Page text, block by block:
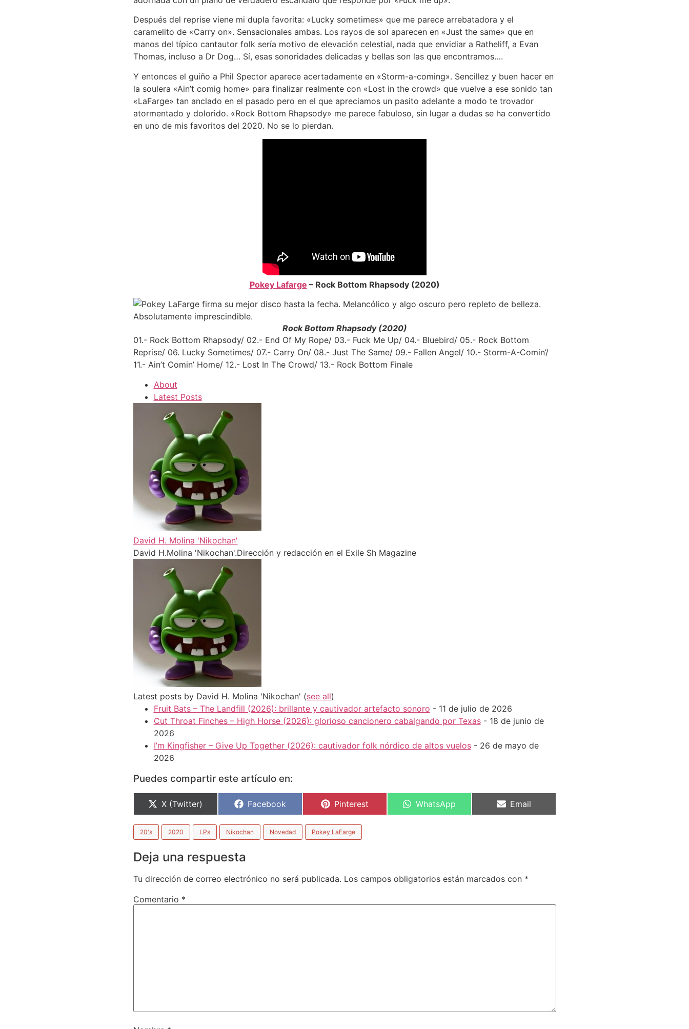
Después del reprise viene mi dupla favorita: «Lucky sometimes» que me parece arrebatadora y el
caramelito de «Carry on». Sensacionales ambas. Los rayos de sol aparecen en «Just the same» que en
manos del típico cantautor folk sería motivo de elevación celestial, nada que envidiar a Ratheliff, a Evan
Thomas, incluso a Dr Dog… Sí, esas sonoridades delicadas y bellas son las que encontramos….
Y entonces el guiño a Phil Spector aparece acertadamente en «Storm-a-coming». Sencillez y buen hacer en
la soulera «Ain’t comig home» para finalizar realmente con «Lost in the crowd» que vuelve a ese sonido tan
«LaFarge» tan anclado en el pasado pero en el que apreciamos un pasito adelante a modo te trovador
atormentado y dolorido. «Rock Bottom Rhapsody» me parece fabuloso, sin lugar a dudas se ha convertido
en uno de mis favoritos del 2020. No se lo pierdan.
Pokey Lafarge – Rock Bottom Rhapsody (2020)
Rock Bottom Rhapsody (2020)
01.- Rock Bottom Rhapsody/ 02.- End Of My Rope/ 03.- Fuck Me Up/ 04.- Bluebird/ 05.- Rock Bottom
Reprise/ 06. Lucky Sometimes/ 07.- Carry On/ 08.- Just The Same/ 09.- Fallen Angel/ 10.- Storm-A-Comin’/
11.- Ain’t Comin’ Home/ 12.- Lost In The Crowd/ 13.- Rock Bottom Finale
About
Latest Posts
David H. Molina 'Nikochan'
David H.Molina 'Nikochan'.Dirección y redacción en el Exile Sh Magazine
Latest posts by David H. Molina 'Nikochan' (see all)
Fruit Bats – The Landfill (2026): brillante y cautivador artefacto sonoro - 11 de julio de 2026
Cut Throat Finches – High Horse (2026): glorioso cancionero cabalgando por Texas- 18 de junio de
2026
I’m Kingfisher – Give Up Together (2026): cautivador folk nórdico de altos vuelos- 26 de mayo de
2026
Puedes compartir este artículo en:
X (Twitter) Facebook Pinterest WhatsApp Email
20's 2020 LPs Nikochan Novedad Pokey LaFarge
Deja una respuesta
Tu dirección de correo electrónico no será publicada. Los campos obligatorios están marcados con *
Comentario *